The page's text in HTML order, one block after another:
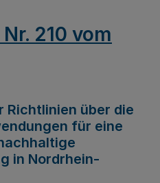
210 vom
Richtlinien über die
für eine
in Nordrhein-